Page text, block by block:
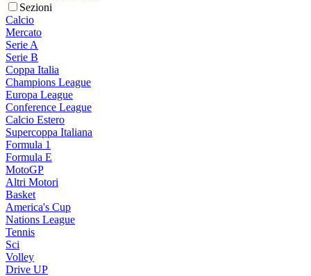
Sezioni
Calcio
Mercato
Serie A
Serie B
Coppa Italia
Champions League
Europa League
Conference League
Calcio Estero
Supercoppa Italiana
Formula 1
Formula E
MotoGP
Altri Motori
Basket
America's Cup
Nations League
Tennis
Sci
Volley
Drive UP